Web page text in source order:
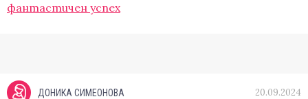
фантастичен успех
ДОНИКА СИМЕОНОВА 20.09.2024